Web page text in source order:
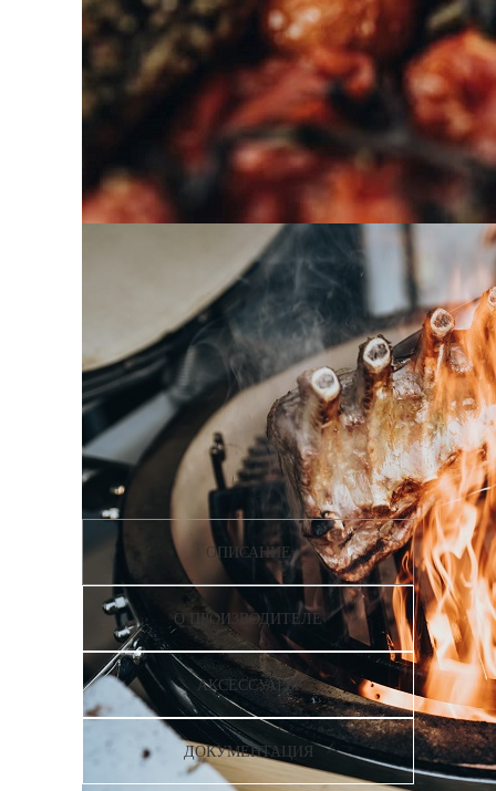
ОПИСАНИЕ
О ПРОИЗВОДИТЕЛЕ
АКСЕССУАРЫ
ДОКУМЕНТАЦИЯ